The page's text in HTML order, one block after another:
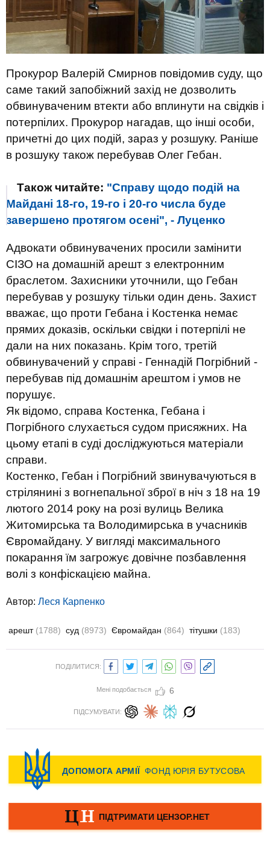
Прокурор Валерій Смирнов повідомив суду, що
саме такий запобіжний захід не дозволить
обвинуваченим втекти або вплинути на свідків і
потерпілих. Прокурор нагадав, що інші особи,
причетні до цих подій, зараз у розшуку. Раніше
в розшуку також перебував Олег Гебан.
Також читайте: "Справу щодо подій на
Майдані 18-го, 19-го і 20-го числа буде
завершено протягом осені", - Луценко
Адвокати обвинувачених просили замінити
СІЗО на домашній арешт з електронним
браслетом. Захисники уточнили, що Гебан
перебував у розшуку тільки один день. Захист
вважає, що проти Гебана і Костенка немає
прямих доказів, оскільки свідки і потерпілі не
дали на них показань. Крім того, третій
обвинувачений у справі - Геннадій Погрібний -
перебував під домашнім арештом і умов не
порушує.
Як відомо, справа Костенка, Гебана і
Погрібного слухається судом присяжних. На
цьому етапі в суді досліджуються матеріали
справи.
Костенко, Гебан і Погрібний звинувачуються в
стрілянині з вогнепальної зброї в ніч з 18 на 19
лютого 2014 року на розі вулиць Велика
Житомирська та Володимирська в учасників
Євромайдану. У вигляді максимального
покарання їм загрожує довічне позбавлення
волі з конфіскацією майна.
Автор: Леся Карпенко
арешт (1788) суд (8973) Євромайдан (864) тітушки (183)
ПОДІЛИТИСЯ:
Мені подобається 6
ПІДСУМУВАТИ: